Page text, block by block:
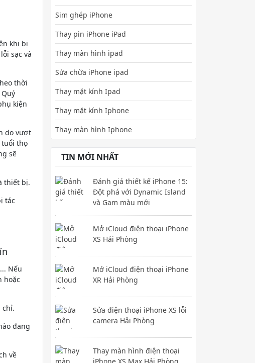
khi bị
sạc và
thời
kiện
do vượt
tuổi thọ
sẽ
thiết bị.
tác
Nếu
hoặc
chỉ.
đang
về
Sim ghép iPhone
Thay pin iPhone iPad
Thay màn hình ipad
Sửa chữa iPhone ipad
Thay mặt kính Ipad
Thay mặt kính Iphone
Thay màn hình Iphone
TIN MỚI NHẤT
Đánh giá thiết kế iPhone 15:
Đột phá với Dynamic Island
và Gam màu mới
Mở iCloud điện thoại iPhone
XS Hải Phòng
Mở iCloud điện thoại iPhone
XR Hải Phòng
Sửa điện thoại iPhone XS lỗi
camera Hải Phòng
Thay màn hình điện thoại